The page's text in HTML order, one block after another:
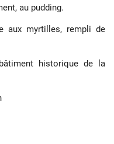
au pudding.
aux myrtilles, rempli de
historique de la